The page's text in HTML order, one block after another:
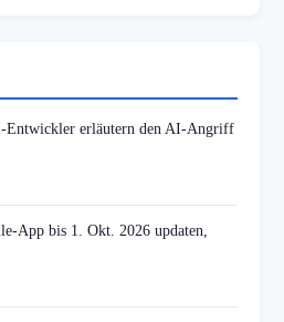
Entwickler erläutern den AI-Angriff
App bis 1. Okt. 2026 updaten,